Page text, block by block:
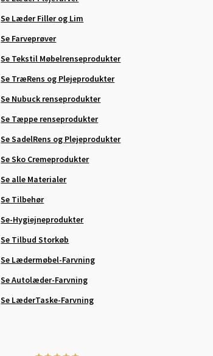
Se Læder Filler og Lim
Se Farveprøver
Se Tekstil Møbelrenseprodukter
Se TræRens og Plejeprodukter
Se Nubuck renseprodukter
Se Tæppe renseprodukter
Se SadelRens og Plejeprodukter
Se Sko Cremeprodukter
Se alle Materialer
Se Tilbehør
Se-Hygiejneprodukter
Se Tilbud Storkøb
Se Lædermøbel-Farvning
Se Autolæder-Farvning
Se LæderTaske-Farvning